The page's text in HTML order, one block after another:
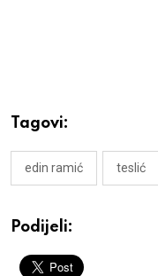
Tagovi:
edin ramić teslić
Podijeli: